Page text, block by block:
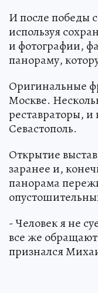
И после победы
используя
и фотографии,
панораму,
Оригинальные
Москве.
реставраторы, и
Севастополь.
Открытие
заранее и,
панорама
- Человек я не
все же
признался